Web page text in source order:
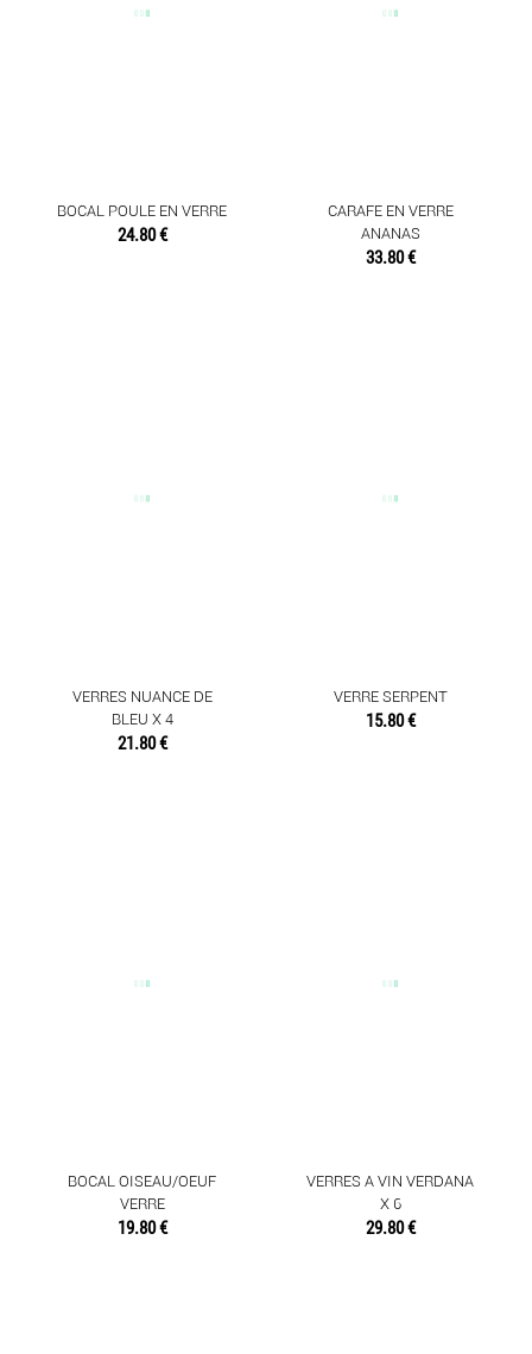
BOCAL POULE EN VERRE
24.80 €
CARAFE EN VERRE
ANANAS
33.80 €
VERRES NUANCE DE
BLEU X 4
21.80 €
VERRE SERPENT
15.80 €
BOCAL OISEAU/OEUF
VERRE
19.80 €
VERRES A VIN VERDANA
X 6
29.80 €